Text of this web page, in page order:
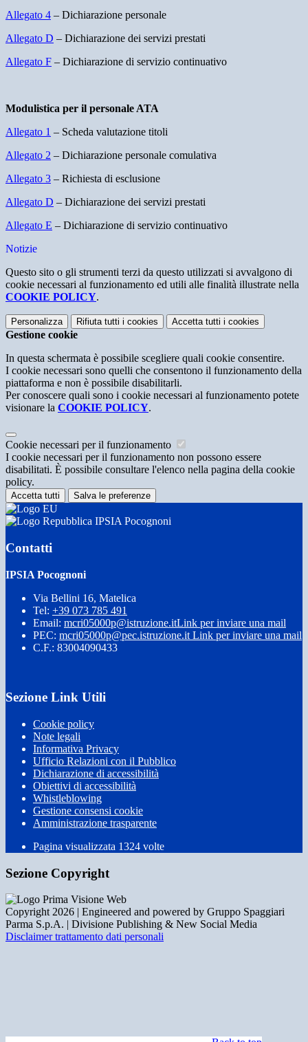
Allegato 4 – Dichiarazione personale
Allegato D – Dichiarazione dei servizi prestati
Allegato F – Dichiarazione di servizio continuativo
Modulistica per il personale ATA
Allegato 1 – Scheda valutazione titoli
Allegato 2 – Dichiarazione personale comulativa
Allegato 3 – Richiesta di esclusione
Allegato D – Dichiarazione dei servizi prestati
Allegato E – Dichiarazione di servizio continuativo
Notizie
Questo sito o gli strumenti terzi da questo utilizzati si avvalgono di
cookie necessari al funzionamento ed utili alle finalità illustrate nella
COOKIE POLICY.
Personalizza Rifiuta tutti i cookies Accetta tutti i cookies
Gestione cookie
In questa schermata è possibile scegliere quali cookie consentire.
I cookie necessari sono quelli che consentono il funzionamento della
piattaforma e non è possibile disabilitarli.
Per conoscere quali sono i cookie necessari al funzionamento potete
visionare la COOKIE POLICY.
Cookie necessari per il funzionamento
I cookie necessari per il funzionamento non possono essere
disabilitati. È possibile consultare l'elenco nella pagina della cookie
policy.
Accetta tutti Salva le preferenze
IPSIA Pocognoni
Contatti
IPSIA Pocognoni
Via Bellini 16, Matelica
Tel: +39 073 785 491
Email: mcri05000p@istruzione.itLink per inviare una mail
PEC: mcri05000p@pec.istruzione.it Link per inviare una mail
C.F.: 83004090433
Sezione Link Utili
Cookie policy
Note legali
Informativa Privacy
Ufficio Relazioni con il Pubblico
Dichiarazione di accessibilità
Obiettivi di accessibilità
Whistleblowing
Gestione consensi cookie
Amministrazione trasparente
Pagina visualizzata 1324 volte
Sezione Copyright
Copyright 2026 | Engineered and powered by Gruppo Spaggiari
Parma S.p.A. | Divisione Publishing & New Social Media
Disclaimer trattamento dati personali